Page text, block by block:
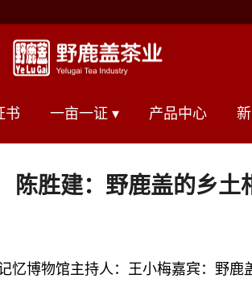
跳至主要内容
书 一亩一证 ▾ 产品中心
陈胜建：野鹿盖的乡土
博物馆主持人：王小梅嘉宾：野鹿